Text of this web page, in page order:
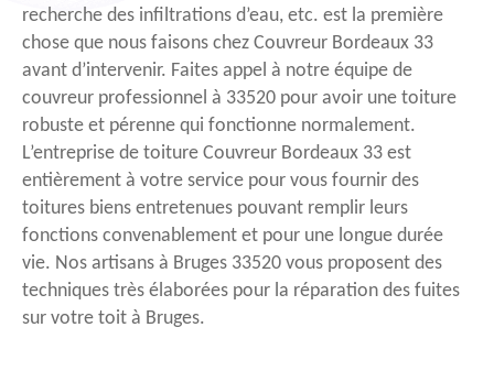
recherche des infiltrations d’eau, etc. est la première
chose que nous faisons chez Couvreur Bordeaux 33
avant d’intervenir. Faites appel à notre équipe de
couvreur professionnel à 33520 pour avoir une toiture
robuste et pérenne qui fonctionne normalement.
L’entreprise de toiture Couvreur Bordeaux 33 est
entièrement à votre service pour vous fournir des
toitures biens entretenues pouvant remplir leurs
fonctions convenablement et pour une longue durée
vie. Nos artisans à Bruges 33520 vous proposent des
techniques très élaborées pour la réparation des fuites
sur votre toit à Bruges.